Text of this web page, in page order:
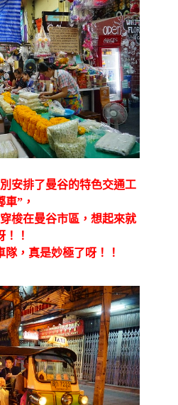
安排了曼谷的特色交通工
車”，
梭在曼谷市區，想起來就
！！
，真是妙極了呀！！